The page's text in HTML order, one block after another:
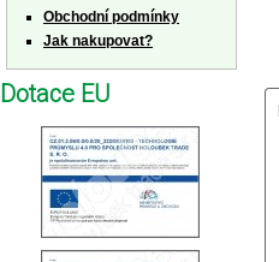
Obchodní podmínky
Jak nakupovat?
Dotace EU